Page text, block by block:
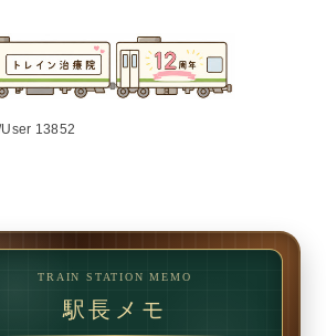
User 13852
TRAIN STATION MEMO
駅長メモ